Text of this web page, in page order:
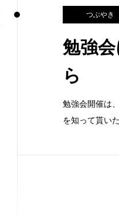
つぶやき
勉強
ら
勉強会開催は
を知って貰い